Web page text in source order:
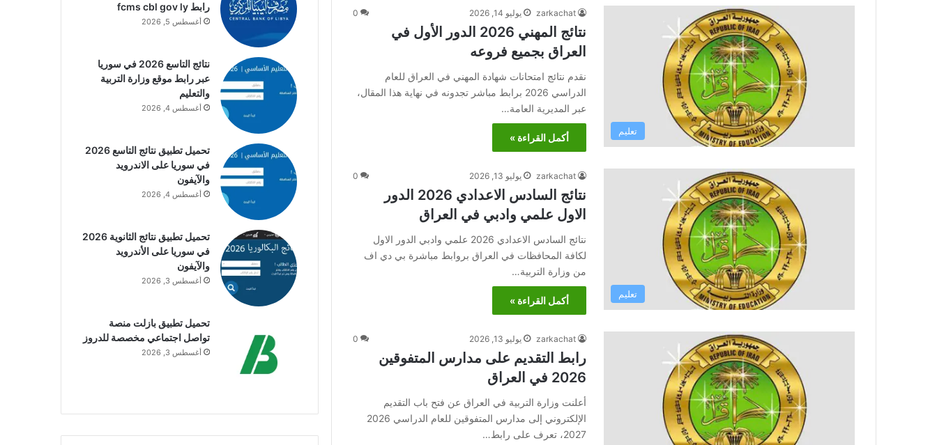
تعليم
zarkachat يوليو 14, 2026 0
نتائج المهني 2026 الدور الأول في
العراق بجميع فروعه
نقدم نتائج امتحانات شهادة المهني في العراق للعام
الدراسي 2026 برابط مباشر تجدونه في نهاية هذا المقال،
عبر المديرية العامة…
أكمل القراءة »
تعليم
zarkachat يوليو 13, 2026 0
نتائج السادس الاعدادي 2026 الدور
الاول علمي وادبي في العراق
نتائج السادس الاعدادي 2026 علمي وادبي الدور الاول
لكافة المحافظات في العراق بروابط مباشرة بي دي اف
من وزارة التربية…
أكمل القراءة »
zarkachat يوليو 13, 2026 0
رابط التقديم على مدارس المتفوقين
2026 في العراق
أعلنت وزارة التربية في العراق عن فتح باب التقديم
الإلكتروني إلى مدارس المتفوقين للعام الدراسي 2026
2027، تعرف على رابط…
رابط fcms cbl gov ly
أغسطس 5, 2026
نتائج التاسع 2026 في سوريا
عبر رابط موقع وزارة التربية
والتعليم
أغسطس 4, 2026
تحميل تطبيق نتائج التاسع 2026
في سوريا على الاندرويد
والآيفون
أغسطس 4, 2026
تحميل تطبيق نتائج الثانوية 2026
في سوريا على الأندرويد
والآيفون
أغسطس 3, 2026
تحميل تطبيق بازلت منصة
تواصل اجتماعي مخصصة للدروز
أغسطس 3, 2026